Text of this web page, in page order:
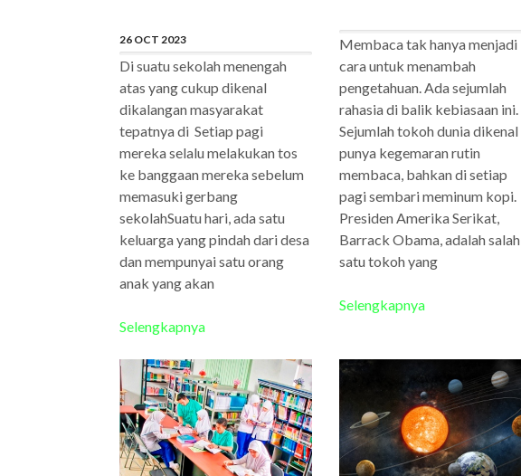
26 OCT 2023
Di suatu sekolah menengah
atas yang cukup dikenal
dikalangan masyarakat
tepatnya di Setiap pagi
mereka selalu melakukan tos
ke banggaan mereka sebelum
memasuki gerbang
sekolahSuatu hari, ada satu
keluarga yang pindah dari desa
dan mempunyai satu orang
anak yang akan
Selengkapnya
Membaca tak hanya menjadi
cara untuk menambah
pengetahuan. Ada sejumlah
rahasia di balik kebiasaan ini.
Sejumlah tokoh dunia dikenal
punya kegemaran rutin
membaca, bahkan di setiap
pagi sembari meminum kopi.
Presiden Amerika Serikat,
Barrack Obama, adalah salah
satu tokoh yang
Selengkapnya